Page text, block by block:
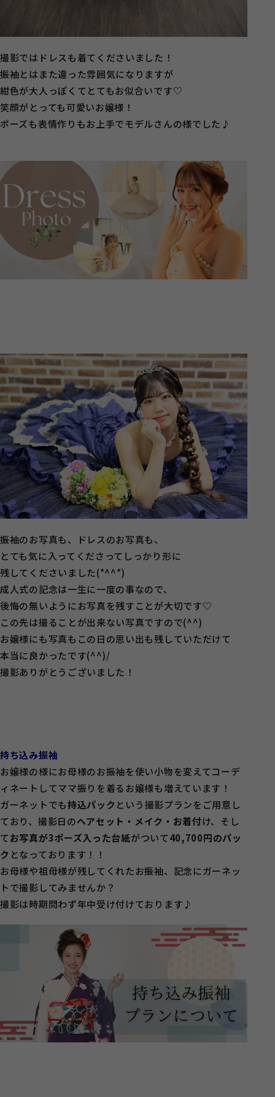
撮影ではドレスも着てくださいました！
振袖とはまた違った雰囲気になりますが
紺色が大人っぽくてとてもお似合いです♡
笑顔がとっても可愛いお嬢様！
ポーズも表情作りもお上手でモデルさんの様でした♪
振袖のお写真も、ドレスのお写真も、
とても気に入ってくださってしっかり形に
残してくださいました(*^^*)
成人式の記念は一生に一度の事なので、
後悔の無いようにお写真を残すことが大切です♡
この先は撮ることが出来ない写真ですので(^^)
お嬢様にも写真もこの日の思い出も残していただけて
本当に良かったです(^^)/
撮影ありがとうございました！
持ち込み振袖
お嬢様の様にお母様のお振袖を使い小物を変えてコーデ
ィネートしてママ振りを着るお嬢様も増えています！
ガーネットでも持込パック という撮影プランをご用意し
ており、撮影日のヘアセット・メイク・お着付け、そし
てお写真が3ポーズ入った台紙がついて40,700円のパッ
ク となっております！！
お母様や祖母様が残してくれたお振袖、記念にガーネッ
トで撮影してみませんか？
撮影は時期問わず年中受け付けております♪